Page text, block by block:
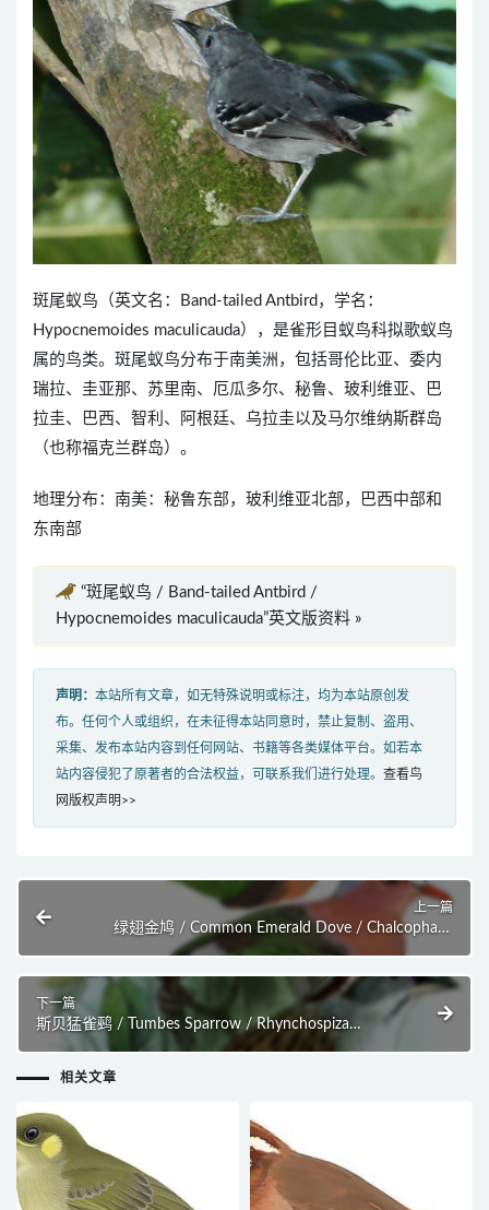
斑尾蚁鸟（英文名：Band-tailed Antbird，学名：
Hypocnemoides maculicauda），是雀形目蚁鸟科拟歌蚁鸟
属的鸟类。斑尾蚁鸟分布于南美洲，包括哥伦比亚、委内
瑞拉、圭亚那、苏里南、厄瓜多尔、秘鲁、玻利维亚、巴
拉圭、巴西、智利、阿根廷、乌拉圭以及马尔维纳斯群岛
（也称福克兰群岛）。
地理分布：南美：秘鲁东部，玻利维亚北部，巴西中部和
东南部
“斑尾蚁鸟 / Band-tailed Antbird /
Hypocnemoides maculicauda”英文版资料 »
声明： 本站所有文章，如无特殊说明或标注，均为本站原创发
布。任何个人或组织，在未征得本站同意时，禁止复制、盗用、
采集、发布本站内容到任何网站、书籍等各类媒体平台。如若本
站内容侵犯了原著者的合法权益，可联系我们进行处理。 查看鸟
网版权声明>>
上一篇
绿翅金鸠 / Common Emerald Dove / Chalcophaps
下一篇
斯贝猛雀鹀 / Tumbes Sparrow / Rhynchospiza
stolzmanni
相关文章